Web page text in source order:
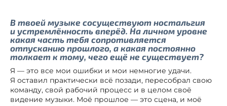
В твоей музыке сосуществуют ностальгия
и устремлённость вперёд. На личном уровне
какая часть тебя сопротивляется
отпусканию прошлого, а какая постоянно
толкает к тому, чего ещё не существует?
Я — это все мои ошибки и мои немногие удачи.
Я оставил практически всё позади, пересобрал свою
команду, свой рабочий процесс и в целом своё
видение музыки. Моё прошлое — это сцена, и моё